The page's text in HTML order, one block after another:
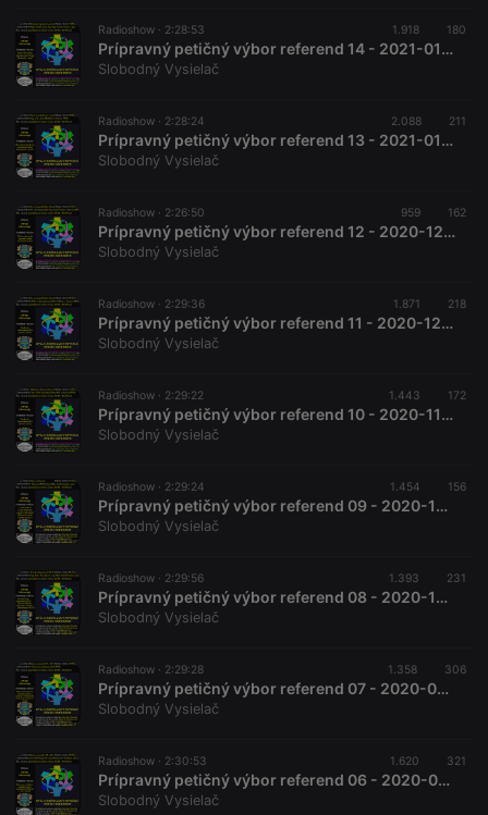
Radioshow · 2:28:53 1.918 180
Prípravný petičný výbor referend 14 - 2021-01-23
Slobodný Vysielač
Radioshow · 2:28:24 2.088 211
Prípravný petičný výbor referend 13 - 2021-01-09 Výber koordinátorov v praxi
Slobodný Vysielač
Radioshow · 2:26:50 959 162
Prípravný petičný výbor referend 12 - 2020-12-19 Kreovanie petičného výboru
Slobodný Vysielač
Radioshow · 2:29:36 1.871 218
Prípravný petičný výbor referend 11 - 2020-12-05 Kreovanie petičného výboru
Slobodný Vysielač
Radioshow · 2:29:22 1.443 172
Prípravný petičný výbor referend 10 - 2020-11-21 Možnosti reformy referend
Slobodný Vysielač
Radioshow · 2:29:24 1.454 156
Prípravný petičný výbor referend 09 - 2020-10-17 Fóbia z referenda
Slobodný Vysielač
Radioshow · 2:29:56 1.393 231
Prípravný petičný výbor referend 08 - 2020-10-03 Národná bezpečnosť SR II.
Slobodný Vysielač
Radioshow · 2:29:28 1.358 306
Prípravný petičný výbor referend 07 - 2020-09-19 Strata suverenity ČR a SR 2.
Slobodný Vysielač
Radioshow · 2:30:53 1.620 321
Prípravný petičný výbor referend 06 - 2020-09-05 Strata suverenity ČR a SR
Slobodný Vysielač